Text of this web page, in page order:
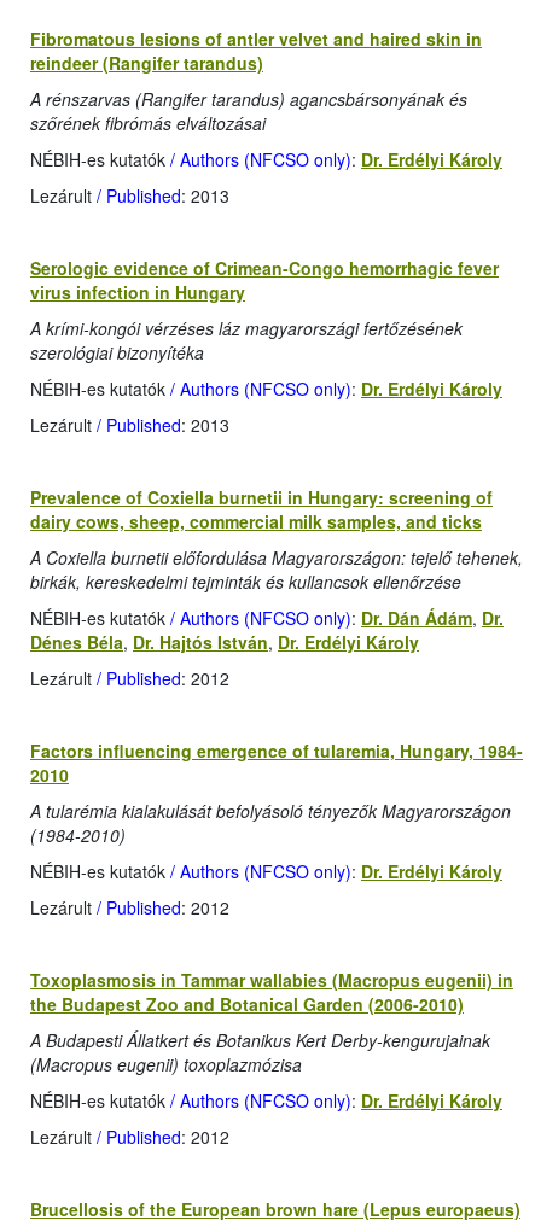
Fibromatous lesions of antler velvet and haired skin in
reindeer (Rangifer tarandus)
A rénszarvas (Rangifer tarandus) agancsbársonyának és
szőrének fibrómás elváltozásai
NÉBIH-es kutatók / Authors (NFCSO only): Dr. Erdélyi Károly
Lezárult / Published: 2013
Serologic evidence of Crimean-Congo hemorrhagic fever
virus infection in Hungary
A krími-kongói vérzéses láz magyarországi fertőzésének
szerológiai bizonyítéka
NÉBIH-es kutatók / Authors (NFCSO only): Dr. Erdélyi Károly
Lezárult / Published: 2013
Prevalence of Coxiella burnetii in Hungary: screening of
dairy cows, sheep, commercial milk samples, and ticks
A Coxiella burnetii előfordulása Magyarországon: tejelő tehenek,
birkák, kereskedelmi tejminták és kullancsok ellenőrzése
NÉBIH-es kutatók / Authors (NFCSO only): Dr. Dán Ádám, Dr.
Dénes Béla, Dr. Hajtós István, Dr. Erdélyi Károly
Lezárult / Published: 2012
Factors influencing emergence of tularemia, Hungary, 1984-
2010
A tularémia kialakulását befolyásoló tényezők Magyarországon
(1984-2010)
NÉBIH-es kutatók / Authors (NFCSO only): Dr. Erdélyi Károly
Lezárult / Published: 2012
Toxoplasmosis in Tammar wallabies (Macropus eugenii) in
the Budapest Zoo and Botanical Garden (2006-2010)
A Budapesti Állatkert és Botanikus Kert Derby-kengurujainak
(Macropus eugenii) toxoplazmózisa
NÉBIH-es kutatók / Authors (NFCSO only): Dr. Erdélyi Károly
Lezárult / Published: 2012
Brucellosis of the European brown hare (Lepus europaeus)